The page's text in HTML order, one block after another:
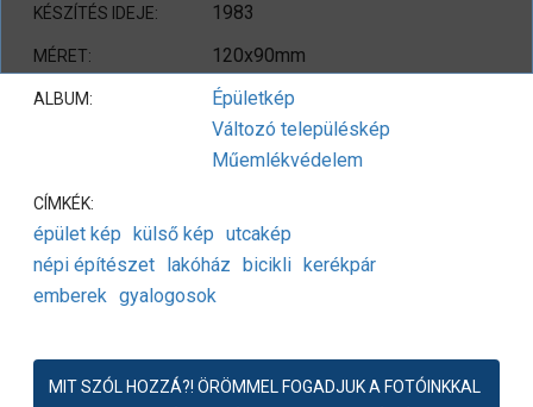
KÉSZÍTÉS IDEJE: 1983
MÉRET: 120x90mm
ALBUM:
Épületkép
Változó településkép
Műemlékvédelem
CÍMKÉK:
épület kép külső kép utcakép
népi építészet lakóház bicikli kerékpár
emberek gyalogosok
MIT SZÓL HOZZÁ?! ÖRÖMMEL FOGADJUK A FOTÓINKKAL